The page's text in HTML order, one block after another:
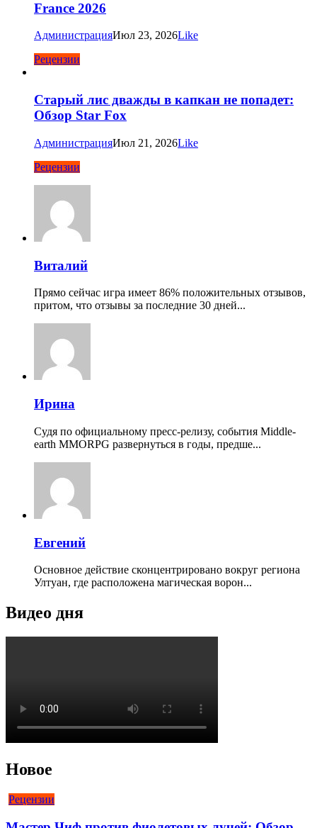
France 2026
АдминистрацияИюл 23, 2026Like
Рецензии
Старый лис дважды в капкан не попадет:
Обзор Star Fox
АдминистрацияИюл 21, 2026Like
Рецензии
Виталий
Прямо сейчас игра имеет 86% положительных отзывов,
притом, что отзывы за последние 30 дней...
Ирина
Судя по официальному пресс-релизу, события Middle-
earth MMORPG развернуться в годы, предше...
Евгений
Основное действие сконцентрировано вокруг региона
Ултуан, где расположена магическая ворон...
Видео дня
Новое
Рецензии